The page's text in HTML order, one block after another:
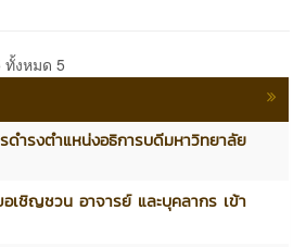
ทั้งหมด 5
ดำรงตำแหน่งอธิการบดีมหาวิทยาลัย
เชิญชวน อาจารย์ และบุคลากร เข้า